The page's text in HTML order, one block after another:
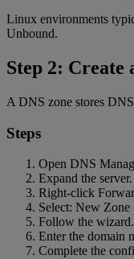
Linux environments
Unbound.
Step 2: Create
A DNS zone stores
Steps
Open DNS
Expand the server.
Right-click
Select: New Zone
Follow the wizard.
Enter the domain
Complete the